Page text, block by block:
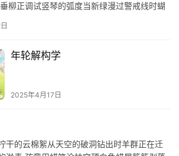
柳正调试竖琴的弧度当新绿漫过警戒线时蝴
年轮解构学
2025年4月17日
干的云棉絮从天空的破洞钻出时羊群正在迁